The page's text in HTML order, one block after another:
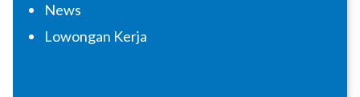
News
Lowongan Kerja